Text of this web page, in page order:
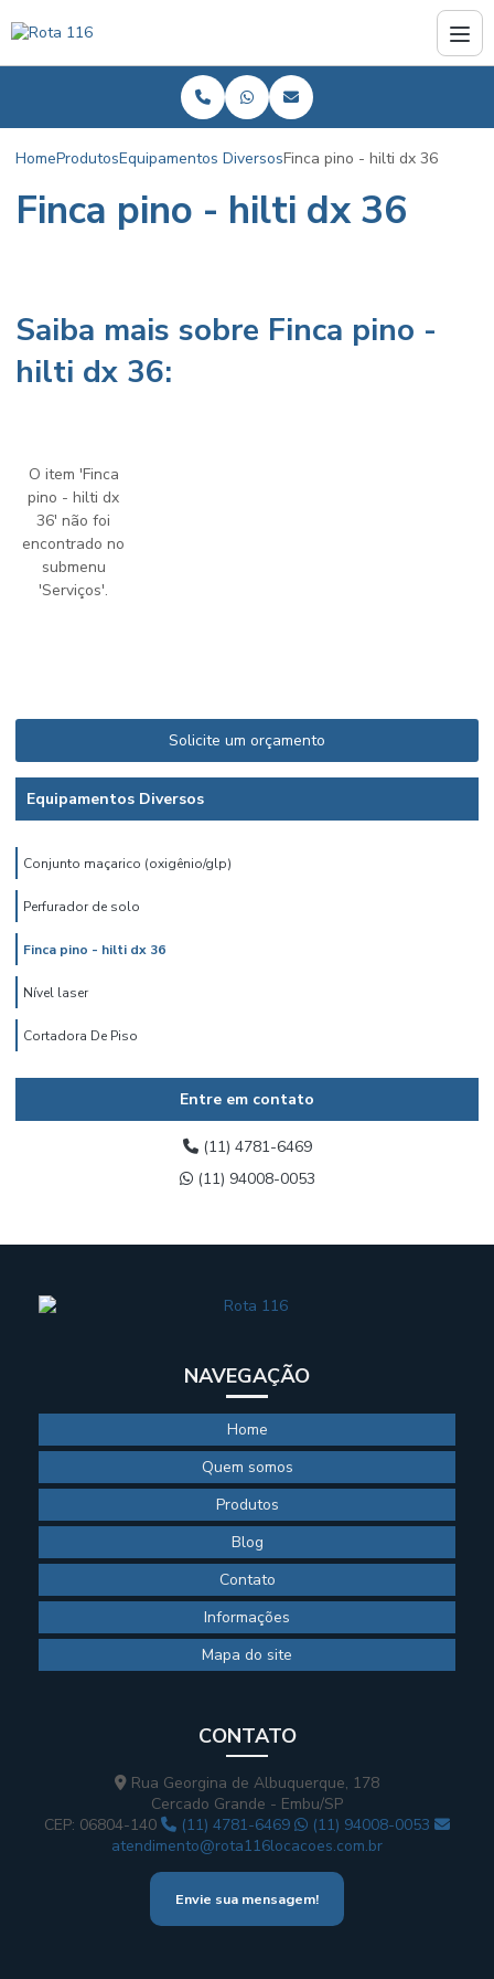
HomeProdutosEquipamentos DiversosFinca pino - hilti dx 36
Finca pino - hilti dx 36
Saiba mais sobre Finca pino -
hilti dx 36:
O item 'Finca
pino - hilti dx
36' não foi
encontrado no
submenu
'Serviços'.
Solicite um orçamento
Equipamentos Diversos
Conjunto maçarico (oxigênio/glp)
Perfurador de solo
Finca pino - hilti dx 36
Nível laser
Cortadora De Piso
Entre em contato
(11) 4781-6469
(11) 94008-0053
NAVEGAÇÃO
Home
Quem somos
Produtos
Blog
Contato
Informações
Mapa do site
CONTATO
Rua Georgina de Albuquerque, 178
Cercado Grande - Embu/SP
CEP: 06804-140
(11) 4781-6469
(11) 94008-0053
atendimento@rota116locacoes.com.br
Envie sua mensagem!